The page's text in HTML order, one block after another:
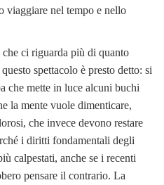
viaggiare nel tempo e nello
ci riguarda più di quanto
spettacolo è presto detto: si
che mette in luce alcuni buchi
la mente vuole dimenticare,
che invece devono restare
i diritti fondamentali degli
calpestati, anche se i recenti
pensare il contrario. La